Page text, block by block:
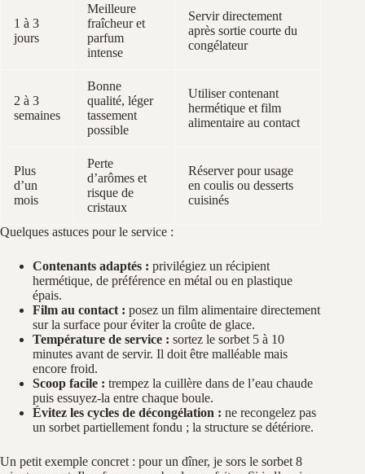
1 à 3
jours
Meilleure
fraîcheur et
parfum
intense
Servir directement
après sortie courte du
congélateur
2 à 3
semaines
Bonne
qualité, léger
tassement
possible
Utiliser contenant
hermétique et film
alimentaire au contact
Plus
d’un
mois
Perte
d’arômes et
risque de
cristaux
Réserver pour usage
en coulis ou desserts
cuisinés
Quelques astuces pour le service :
Contenants adaptés : privilégiez un récipient
hermétique, de préférence en métal ou en plastique
épais.
Film au contact : posez un film alimentaire directement
sur la surface pour éviter la croûte de glace.
Température de service : sortez le sorbet 5 à 10
minutes avant de servir. Il doit être malléable mais
encore froid.
Scoop facile : trempez la cuillère dans de l’eau chaude
puis essuyez-la entre chaque boule.
Évitez les cycles de décongélation : ne recongelez pas
un sorbet partiellement fondu ; la structure se détériore.
Un petit exemple concret : pour un dîner, je sors le sorbet 8